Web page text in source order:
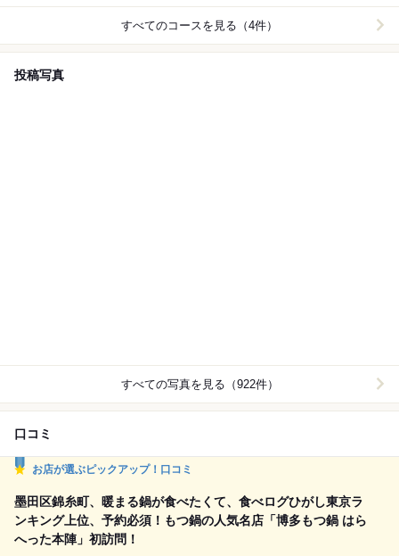
すべてのコースを見る（4件）
投稿写真
すべての写真を見る（922件）
口コミ
お店が選ぶピックアップ！口コミ
墨田区錦糸町、暖まる鍋が食べたくて、食べログひがし東京ラ
ンキング上位、予約必須！もつ鍋の人気名店「博多もつ鍋 はら
へった本陣」初訪問！